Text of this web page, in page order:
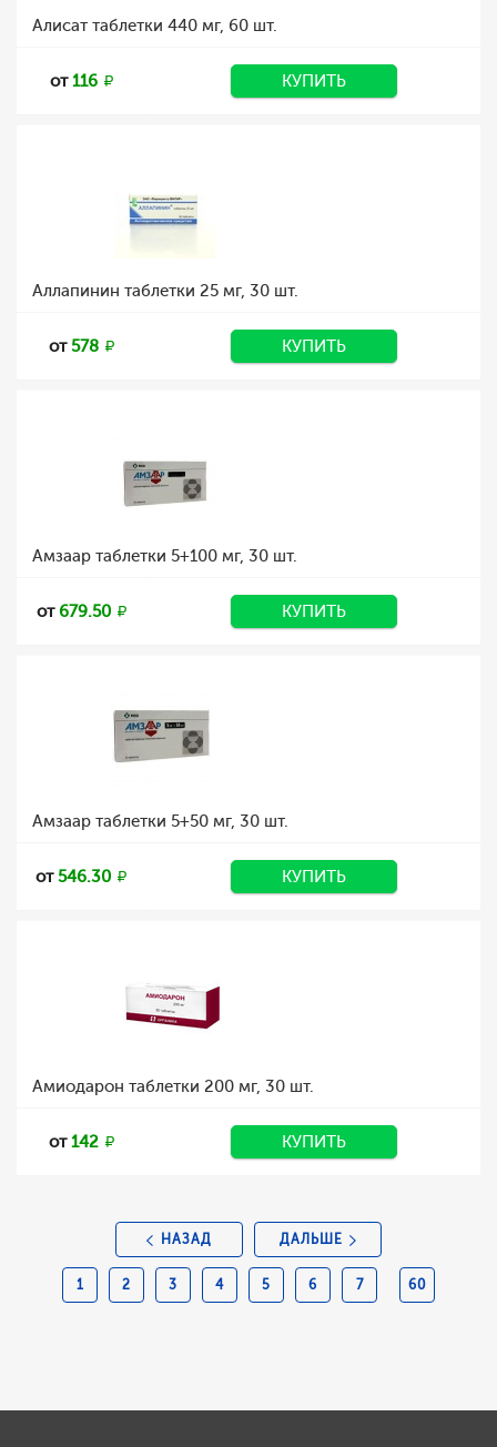
Алисат таблетки 440 мг, 60 шт.
от116 КУПИТЬ
Аллапинин таблетки 25 мг, 30 шт.
от578 КУПИТЬ
Амзаар таблетки 5+100 мг, 30 шт.
от679.50 КУПИТЬ
Амзаар таблетки 5+50 мг, 30 шт.
от546.30 КУПИТЬ
Амиодарон таблетки 200 мг, 30 шт.
от142 КУПИТЬ
НАЗАД
1 2 3 4 5 6 7 60
ДАЛЬШЕ